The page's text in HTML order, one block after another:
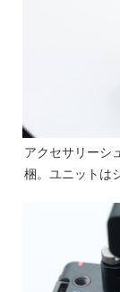
アクセサリーシ
梱。ユニットは